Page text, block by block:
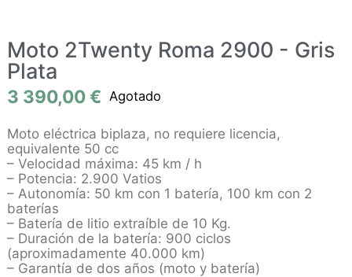
Moto 2Twenty Roma 2900 - Gris
Plata
3 390,00€ Agotado
Moto eléctrica biplaza, no requiere licencia,
equivalente 50 cc
– Velocidad máxima: 45 km / h
– Potencia: 2.900 Vatios
– Autonomía: 50 km con 1 batería, 100 km con 2
baterías
– Batería de litio extraíble de 10 Kg.
– Duración de la batería: 900 ciclos
(aproximadamente 40.000 km)
– Garantía de dos años (moto y batería)